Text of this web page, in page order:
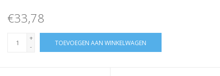
€33,78
+
-
TOEVOEGEN AAN WINKELWAGEN